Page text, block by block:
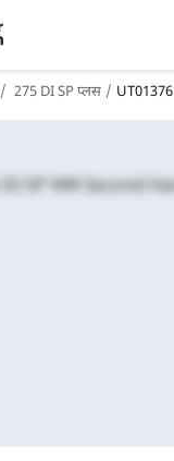
275 DI SP प्लस UT01376